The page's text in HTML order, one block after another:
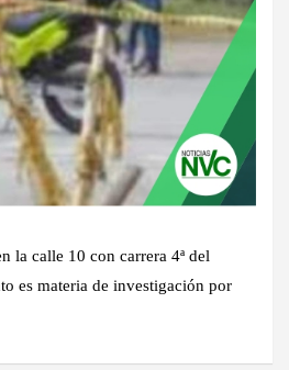
la calle 10 con carrera 4ª del
es materia de investigación por